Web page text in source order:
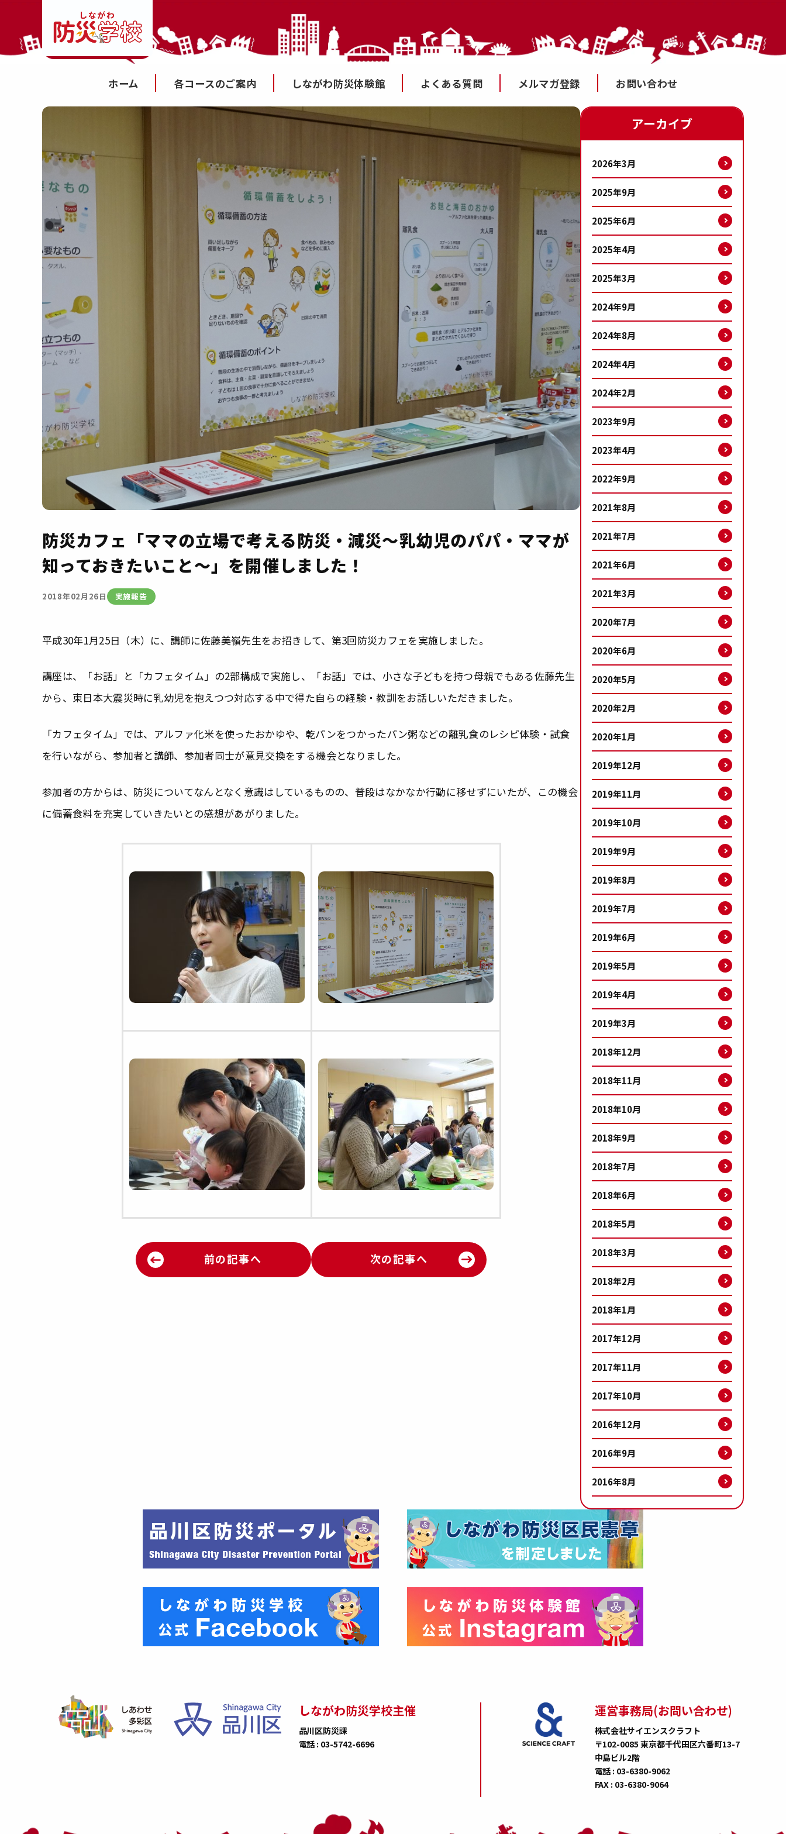
ホーム 各コースのご案内 しながわ防災体験館 よくある質問 メルマガ登録 お問い合わせ
防災カフェ「ママの立場で考える防災・減災～乳幼児のパパ・ママが
知っておきたいこと～」を開催しました！
2018年02月26日 実施報告
平成30年1月25日（木）に、講師に佐藤美嶺先生をお招きして、第3回防災カフェを実施しました。
講座は、「お話」と「カフェタイム」の2部構成で実施し、「お話」では、小さな子どもを持つ母親でもある佐藤先生
から、東日本大震災時に乳幼児を抱えつつ対応する中で得た自らの経験・教訓をお話しいただきました。
「カフェタイム」では、アルファ化米を使ったおかゆや、乾パンをつかったパン粥などの離乳食のレシピ体験・試食
を行いながら、参加者と講師、参加者同士が意見交換をする機会となりました。
参加者の方からは、防災についてなんとなく意識はしているものの、普段はなかなか行動に移せずにいたが、この機会
に備蓄食料を充実していきたいとの感想があがりました。
前の記事へ 次の記事へ
アーカイブ
2026年3月
2025年9月
2025年6月
2025年4月
2025年3月
2024年9月
2024年8月
2024年4月
2024年2月
2023年9月
2023年4月
2022年9月
2021年8月
2021年7月
2021年6月
2021年3月
2020年7月
2020年6月
2020年5月
2020年2月
2020年1月
2019年12月
2019年11月
2019年10月
2019年9月
2019年8月
2019年7月
2019年6月
2019年5月
2019年4月
2019年3月
2018年12月
2018年11月
2018年10月
2018年9月
2018年7月
2018年6月
2018年5月
2018年3月
2018年2月
2018年1月
2017年12月
2017年11月
2017年10月
2016年12月
2016年9月
2016年8月
しながわ防災学校主催
品川区防災課
電話 : 03-5742-6696
運営事務局(お問い合わせ)
株式会社サイエンスクラフト
〒102-0085 東京都千代田区六番町13-7
中島ビル2階
電話 : 03-6380-9062
FAX : 03-6380-9064